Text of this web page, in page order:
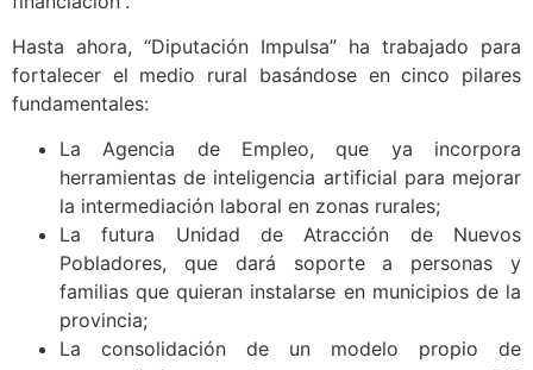
empresariales que nacen en nuestros municipios rurales
no se queden sin materializarse por falta de
financiación”.
Hasta ahora, “Diputación Impulsa” ha trabajado para
fortalecer el medio rural basándose en cinco pilares
fundamentales:
La Agencia de Empleo, que ya incorpora
herramientas de inteligencia artificial para mejorar
la intermediación laboral en zonas rurales;
La futura Unidad de Atracción de Nuevos
Pobladores, que dará soporte a personas y
familias que quieran instalarse en municipios de la